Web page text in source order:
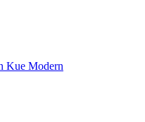
Kue Modern